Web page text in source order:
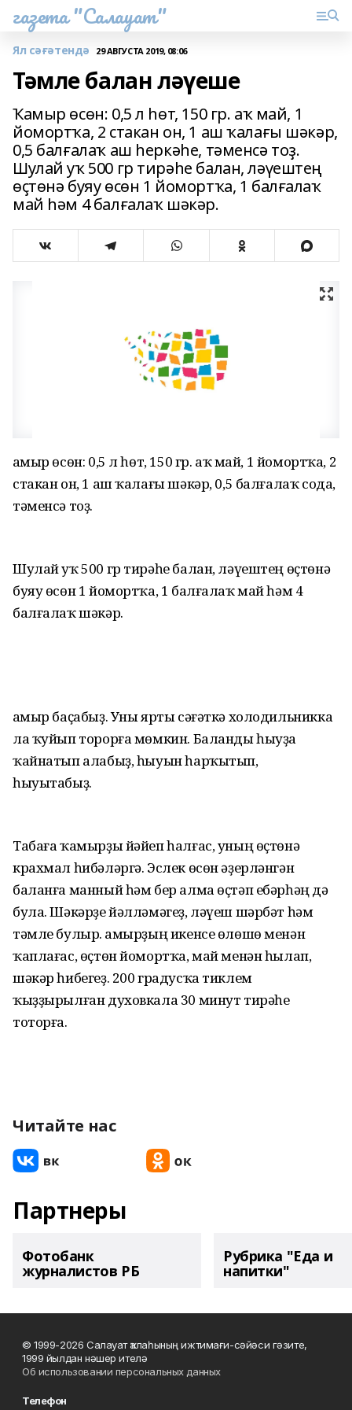
газета "Салауат"
Ял сәғәтендә 29 АВГУСТА 2019, 08:06
Тәмле балан ләүеше
Ҡамыр өсөн: 0,5 л һөт, 150 гр. аҡ май, 1
йомортҡа, 2 стакан он, 1 аш ҡалағы шәкәр,
0,5 балғалаҡ аш һеркәһе, тәменсә тоҙ.
Шулай уҡ 500 гр тирәһе балан, ләүештең
өҫтөнә буяу өсөн 1 йомортҡа, 1 балғалаҡ
май һәм 4 балғалаҡ шәкәр.
Ҡамыр өсөн: 0,5 л һөт, 150 гр. аҡ май, 1 йомортҡа, 2
стакан он, 1 аш ҡалағы шәкәр, 0,5 балғалаҡ сода,
тәменсә тоҙ.
Шулай уҡ 500 гр тирәһе балан, ләүештең өҫтөнә
буяу өсөн 1 йомортҡа, 1 балғалаҡ май һәм 4
балғалаҡ шәкәр.
Ҡамыр баҫабыҙ. Уны ярты сәғәткә холодильникка
ла ҡуйып торорға мөмкин. Баланды һыуҙа
ҡайнатып алабыҙ, һыуын һарҡытып,
һыуытабыҙ.
Табаға ҡамырҙы йәйеп һалғас, уның өҫтөнә
крахмал һибәләргә. Эслек өсөн әҙерләнгән
баланға манный һәм бер алма өҫтәп ебәрһәң дә
була. Шәкәрҙе йәлләмәгеҙ, ләүеш шәрбәт һәм
тәмле булыр. Ҡамырҙың икенсе өлөшө менән
ҡаплағас, өҫтөн йомортҡа, май менән һылап,
шәкәр һибегеҙ. 200 градусҡа тиклем
ҡыҙҙырылған духовкала 30 минут тирәһе
тоторға.
Читайте нас
Партнеры
Фотобанк
журналистов РБ
Рубрика "Еда и
напитки"
© 1999-2026 Салауат ҡалаһының ижтимағи-сәйәси гәзите,
1999 йылдан нәшер ителә
Об использовании персональных данных
Телефон